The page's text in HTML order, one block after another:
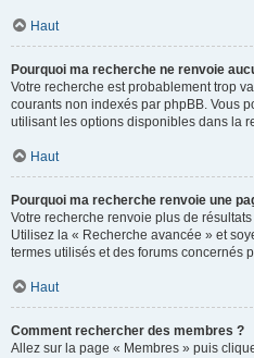
Haut
Pourquoi ma recherche ne renvoie
Votre recherche est probablement trop
courants non indexés par phpBB. Vous
utilisant les options disponibles dans la
Haut
Pourquoi ma recherche renvoie une
Votre recherche renvoie plus de
Utilisez la « Recherche avancée » et
termes utilisés et des forums concernés
Haut
Comment rechercher des membres ?
Allez sur la page « Membres » puis